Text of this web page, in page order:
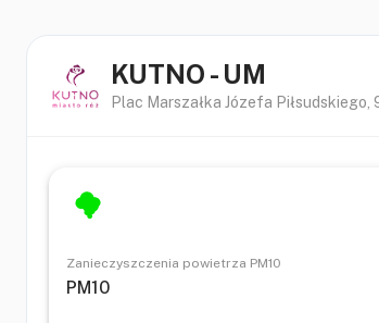
KUTNO - UM
Plac Marszałka Józefa Piłsudskiego ,
Zanieczyszczenia powietrza PM10
PM10